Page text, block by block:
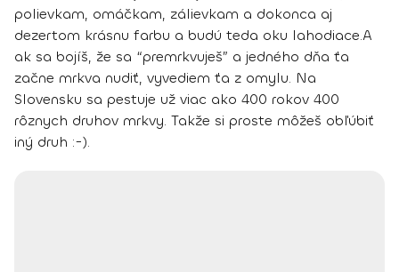
polievkam, omáčkam, zálievkam a dokonca aj
dezertom krásnu farbu a budú teda oku lahodiace.A
ak sa bojíš, že sa “premrkvuješ” a jedného dňa ťa
začne mrkva nudiť, vyvediem ťa z omylu. Na
Slovensku sa pestuje už viac ako 400 rokov 400
rôznych druhov mrkvy. Takže si proste môžeš obľúbiť
iný druh :-).